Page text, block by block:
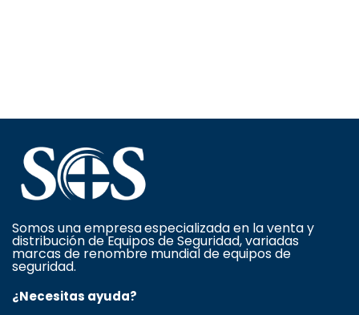
Somos una empresa especializada en la venta y
distribución de Equipos de Seguridad, variadas
marcas de renombre mundial de equipos de
seguridad.
¿Necesitas ayuda?